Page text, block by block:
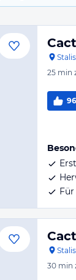
Stalis
25 min
Stalis
30 min